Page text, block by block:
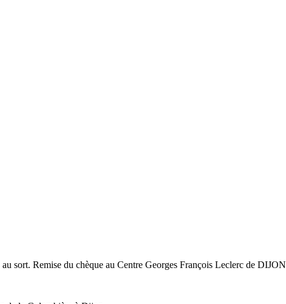
sort. Remise du chèque au Centre Georges François Leclerc de DIJON